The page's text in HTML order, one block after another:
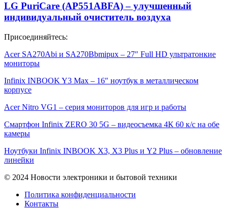
LG PuriCare (AP551ABFA) – улучшенный
индивидуальный очиститель воздуха
Присоединяйтесь:
Acer SA270Abi и SA270Bbmipux – 27″ Full HD ультратонкие
мониторы
Infinix INBOOK Y3 Max – 16″ ноутбук в металлическом
корпусе
Acer Nitro VG1 – серия мониторов для игр и работы
Смартфон Infinix ZERO 30 5G – видеосъемка 4К 60 к/с на обе
камеры
Ноутбуки Infinix INBOOK X3, X3 Plus и Y2 Plus – обновление
линейки
© 2024 Новости электроники и бытовой техники
Политика конфиденциальности
Контакты